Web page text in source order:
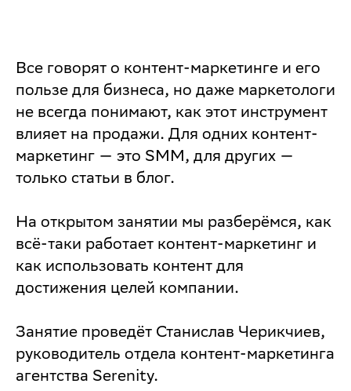
Все говорят о контент-маркетинге и его
пользе для бизнеса, но даже маркетологи
не всегда понимают, как этот инструмент
влияет на продажи. Для одних контент-
маркетинг — это SMM, для других —
только статьи в блог.
На открытом занятии мы разберёмся, как
всё-таки работает контент-маркетинг и
как использовать контент для
достижения целей компании.
Занятие проведёт Станислав Черикчиев,
руководитель отдела контент-маркетинга
агентства Serenity.